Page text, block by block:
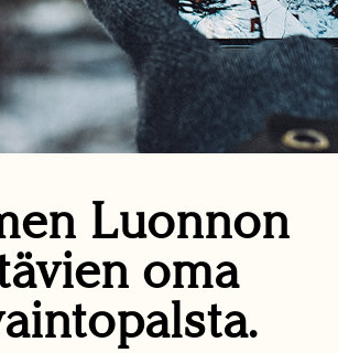
Luonnon
oma